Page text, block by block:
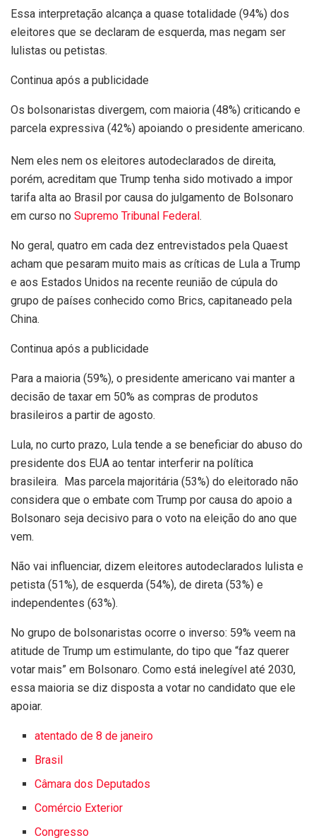
Essa interpretação alcança a quase totalidade (94%) dos
eleitores que se declaram de esquerda, mas negam ser
lulistas ou petistas.
Continua após a publicidade
Os bolsonaristas divergem, com maioria (48%) criticando e
parcela expressiva (42%) apoiando o presidente americano.
Nem eles nem os eleitores autodeclarados de direita,
porém, acreditam que Trump tenha sido motivado a impor
tarifa alta ao Brasil por causa do julgamento de Bolsonaro
em curso no Supremo Tribunal Federal .
No geral, quatro em cada dez entrevistados pela Quaest
acham que pesaram muito mais as críticas de Lula a Trump
e aos Estados Unidos na recente reunião de cúpula do
grupo de países conhecido como Brics, capitaneado pela
China.
Continua após a publicidade
Para a maioria (59%), o presidente americano vai manter a
decisão de taxar em 50% as compras de produtos
brasileiros a partir de agosto.
Lula, no curto prazo, Lula tende a se beneficiar do abuso do
presidente dos EUA ao tentar interferir na política
brasileira. Mas parcela majoritária (53%) do eleitorado não
considera que o embate com Trump por causa do apoio a
Bolsonaro seja decisivo para o voto na eleição do ano que
vem.
Não vai influenciar, dizem eleitores autodeclarados lulista e
petista (51%), de esquerda (54%), de direta (53%) e
independentes (63%).
No grupo de bolsonaristas ocorre o inverso: 59% veem na
atitude de Trump um estimulante, do tipo que “faz querer
votar mais” em Bolsonaro. Como está inelegível até 2030,
essa maioria se diz disposta a votar no candidato que ele
apoiar.
atentado de 8 de janeiro
Brasil
Câmara dos Deputados
Comércio Exterior
Congresso